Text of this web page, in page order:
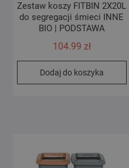
Zestaw koszy FITBIN 2X20L
do segregacji śmieci INNE
BIO | PODSTAWA
104.99 zł
Dodaj do koszyka